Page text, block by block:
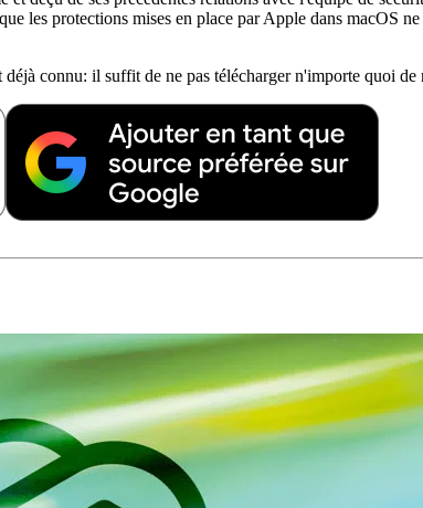
les protections mises en place par Apple dans macOS
connu: il suffit de ne pas télécharger n'importe quoi